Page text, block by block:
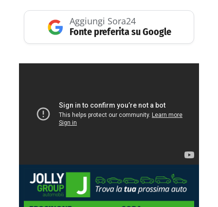
Aggiungi Sora24
Fonte preferita su Google